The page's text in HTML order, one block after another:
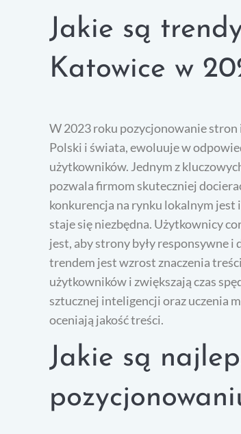
Jakie są
Katowice w
W 2023 roku pozycjonowanie
Polski i świata, ewoluuje w
użytkowników. Jednym z
pozwala firmom skuteczniej
konkurencja na rynku lokalnym
staje się niezbędna. Użytkownicy
jest, aby strony były responsywne
trendem jest wzrost znaczenia
użytkowników i zwiększają czas
sztucznej inteligencji oraz uczenia
oceniają jakość treści.
Jakie są